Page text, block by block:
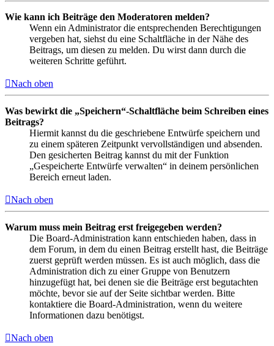
Wie kann ich Beiträge den Moderatoren melden?
Wenn ein Administrator die entsprechenden Berechtigungen
vergeben hat, siehst du eine Schaltfläche in der Nähe des
Beitrags, um diesen zu melden. Du wirst dann durch die
weiteren Schritte geführt.
Nach oben
Was bewirkt die „Speichern“-Schaltfläche beim Schreiben eines
Beitrags?
Hiermit kannst du die geschriebene Entwürfe speichern und
zu einem späteren Zeitpunkt vervollständigen und absenden.
Den gesicherten Beitrag kannst du mit der Funktion
„Gespeicherte Entwürfe verwalten“ in deinem persönlichen
Bereich erneut laden.
Nach oben
Warum muss mein Beitrag erst freigegeben werden?
Die Board-Administration kann entschieden haben, dass in
dem Forum, in dem du einen Beitrag erstellt hast, die Beiträge
zuerst geprüft werden müssen. Es ist auch möglich, dass die
Administration dich zu einer Gruppe von Benutzern
hinzugefügt hat, bei denen sie die Beiträge erst begutachten
möchte, bevor sie auf der Seite sichtbar werden. Bitte
kontaktiere die Board-Administration, wenn du weitere
Informationen dazu benötigst.
Nach oben